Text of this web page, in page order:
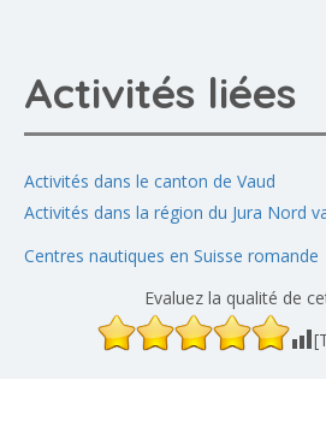
Activités liées
Activités dans le canton de Vaud
Activités dans la région du Jura Nord
Centres nautiques en Suisse romande
Evaluez la qualité de